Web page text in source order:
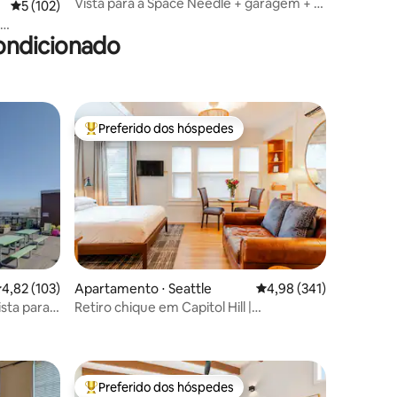
5 de uma avaliação média de 5, 102 avaliações
5 (102)
estimação
de uma avaliação média de 5, 103 avaliações
4,82 (103)
para o
Entre os melhores preferidos dos hóspedes
Preferido dos hóspedes
Apartamento ⋅ Seattle 4,98 de uma avaliação
4,98 (341)
Retiro chique em Capitol Hill |
Preferido dos hóspedes